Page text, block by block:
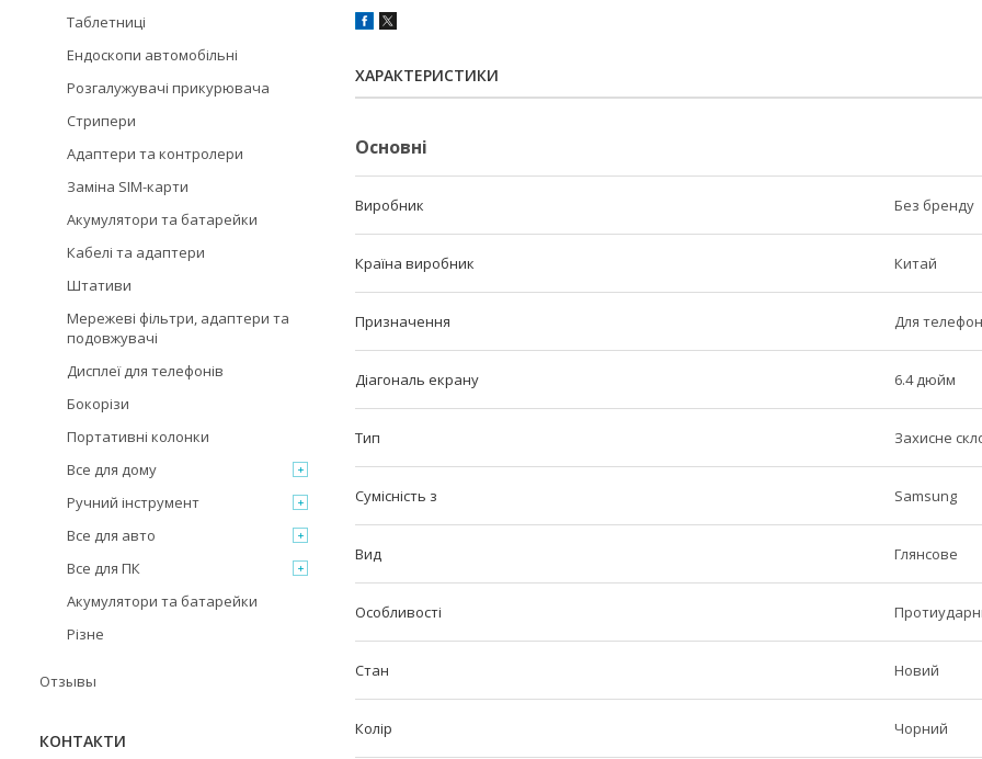
ХАРАКТЕРИСТИКИ
Основні
Виробник Без бренду
Країна виробник Китай
Призначення Для
Діагональ екрану 6.4 дюйм
Тип Захисне
Сумісність з Samsung
Вид Глянсове
Особливості
Стан Новий
Колір Чорний
Таблетниці
Ендоскопи автомобільні
Розгалужувачі прикурювача
Стрипери
Адаптери та контролери
Заміна SIM-карти
Акумулятори та батарейки
Кабелі та адаптери
Штативи
Мережеві фільтри, адаптери та
подовжувачі
Дисплеї для телефонів
Бокорізи
Портативні колонки
Все для дому
Ручний інструмент
Все для авто
Все для ПК
Акумулятори та батарейки
Різне
Отзывы
КОНТАКТИ